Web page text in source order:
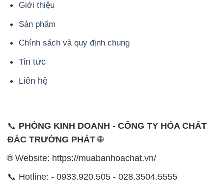
Giới thiệu
Sản phẩm
Chính sách và quy định chung
Tin tức
Liên hệ
📞 PHÒNG KINH DOANH - CÔNG TY HÓA CHẤT
ĐẮC TRƯỜNG PHÁT🌐
🌐 Website: https://muabanhoachat.vn/
📞 Hotline: - 0933.920.505 - 028.3504.5555